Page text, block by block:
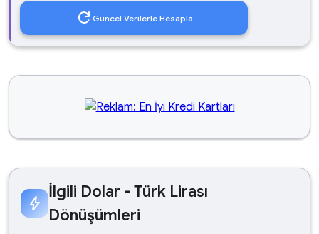
refresh Güncel Verilerle Hesapla
bolt
İlgili Dolar - Türk Lirası
Dönüşümleri